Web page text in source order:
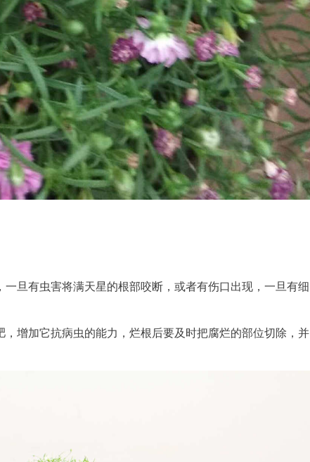
旦有虫害将满天星的根部咬断，或者有伤口出现，一旦有细
增加它抗病虫的能力，烂根后要及时把腐烂的部位切除，并